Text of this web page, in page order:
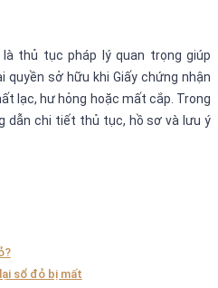
là thủ tục pháp lý quan trọng giúp
sở hữu khi Giấy chứng nhận
lạc, hư hỏng hoặc mất cắp. Trong
dẫn chi tiết thủ tục, hồ sơ và lưu ý
sổ đỏ bị mất